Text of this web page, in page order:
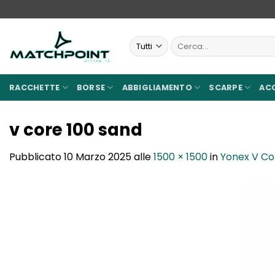
ai
Cerca:
RACCHETTE BORSE ABBIGLIAMENTO SCARPE
v core 100 sand
Pubblicato10 Marzo 2025alle1500 × 1500inYonex V